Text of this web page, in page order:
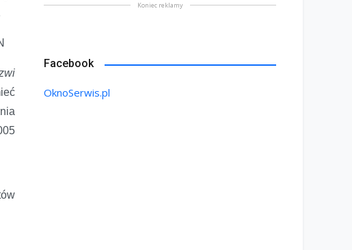
Koniec reklamy
Facebook
OknoSerwis.pl